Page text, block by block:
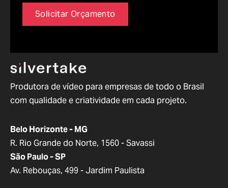
Solicitar Orçamento
Produtora de vídeo para empresas de todo o Brasil
com qualidade e criatividade em cada projeto.
Belo Horizonte - MG
R. Rio Grande do Norte, 1560 - Savassi
São Paulo - SP
Av. Rebouças, 499 - Jardim Paulista